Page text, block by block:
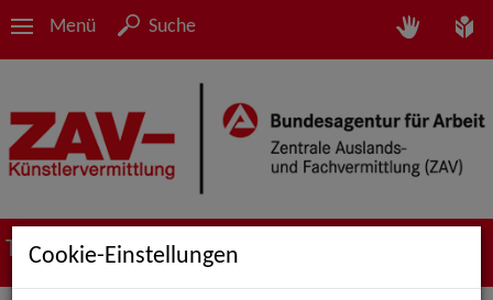
Menü Suche
Termine
Cookie-Einstellungen